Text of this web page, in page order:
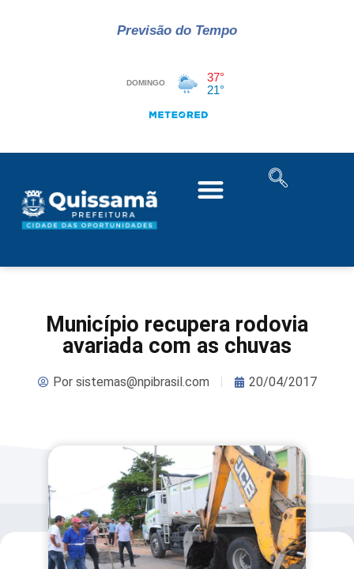
Previsão do Tempo
Município recupera rodovia
avariada com as chuvas
Porsistemas@npibrasil.com 20/04/2017